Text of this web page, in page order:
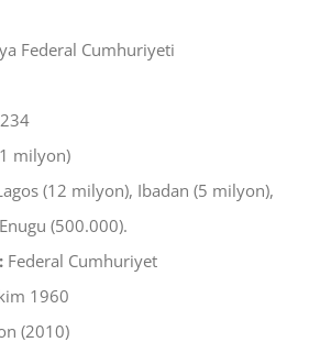
Federal Cumhuriyeti
milyon)
(12 milyon), Ibadan (5 milyon),
(500.000).
Federal Cumhuriyet
1960
(2010)